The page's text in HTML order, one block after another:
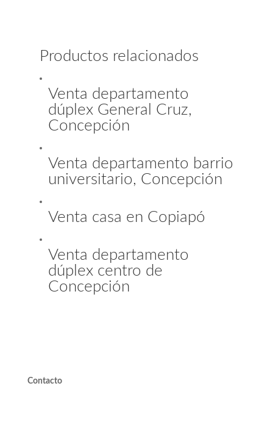
Productos relacionados
Venta departamento
dúplex General Cruz,
Concepción
Venta departamento barrio
universitario, Concepción
Venta casa en Copiapó
Venta departamento
dúplex centro de
Concepción
Contacto